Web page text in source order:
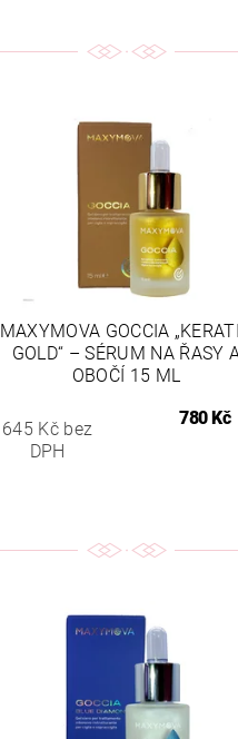
MAXYMOVA GOCCIA
GOLD“ – SÉRUM NA ŘASY
OBOČÍ 15 ML
645 Kč bez
DPH
780 Kč